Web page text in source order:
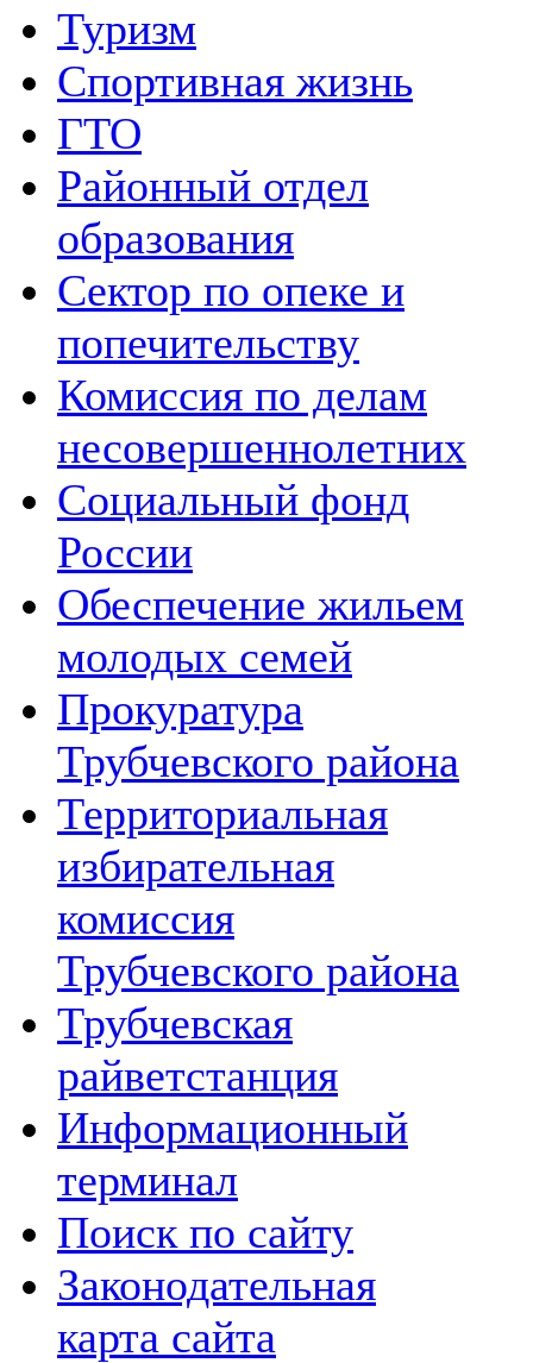
Туризм
Спортивная жизнь
ГТО
Районный отдел
образования
Сектор по опеке и
попечительству
Комиссия по делам
несовершеннолетних
Социальный фонд
России
Обеспечение жильем
молодых семей
Прокуратура
Трубчевского района
Территориальная
избирательная
комиссия
Трубчевского района
Трубчевская
райветстанция
Информационный
терминал
Поиск по сайту
Законодательная
карта сайта